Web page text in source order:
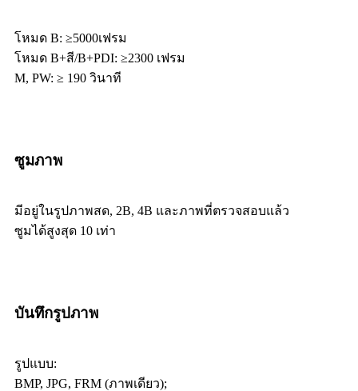
โหมด B: ≥5000เฟรม
โหมด B+สี/B+PDI: ≥2300 เฟรม
M, PW: ≥ 190 วินาที
ซูมภาพ
มีอยู่ในรูปภาพสด, 2B, 4B และภาพที่ตรวจสอบแล้ว
ซูมได้สูงสุด 10 เท่า
บันทึกรูปภาพ
รูปแบบ:
BMP, JPG, FRM (ภาพเดียว);